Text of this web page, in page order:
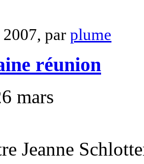
par plume
réunion
mars
Jeanne